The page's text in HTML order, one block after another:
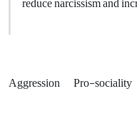
Aggression Pro-sociality